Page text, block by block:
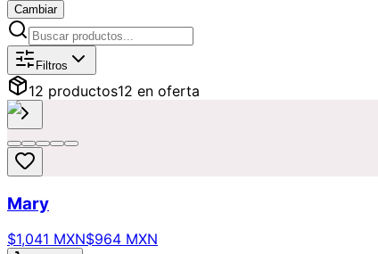
Cambiar
Catálogo deRamo Buchón
Filtros
12 productos12 en oferta
Mary
$1,041 MXN$964 MXN